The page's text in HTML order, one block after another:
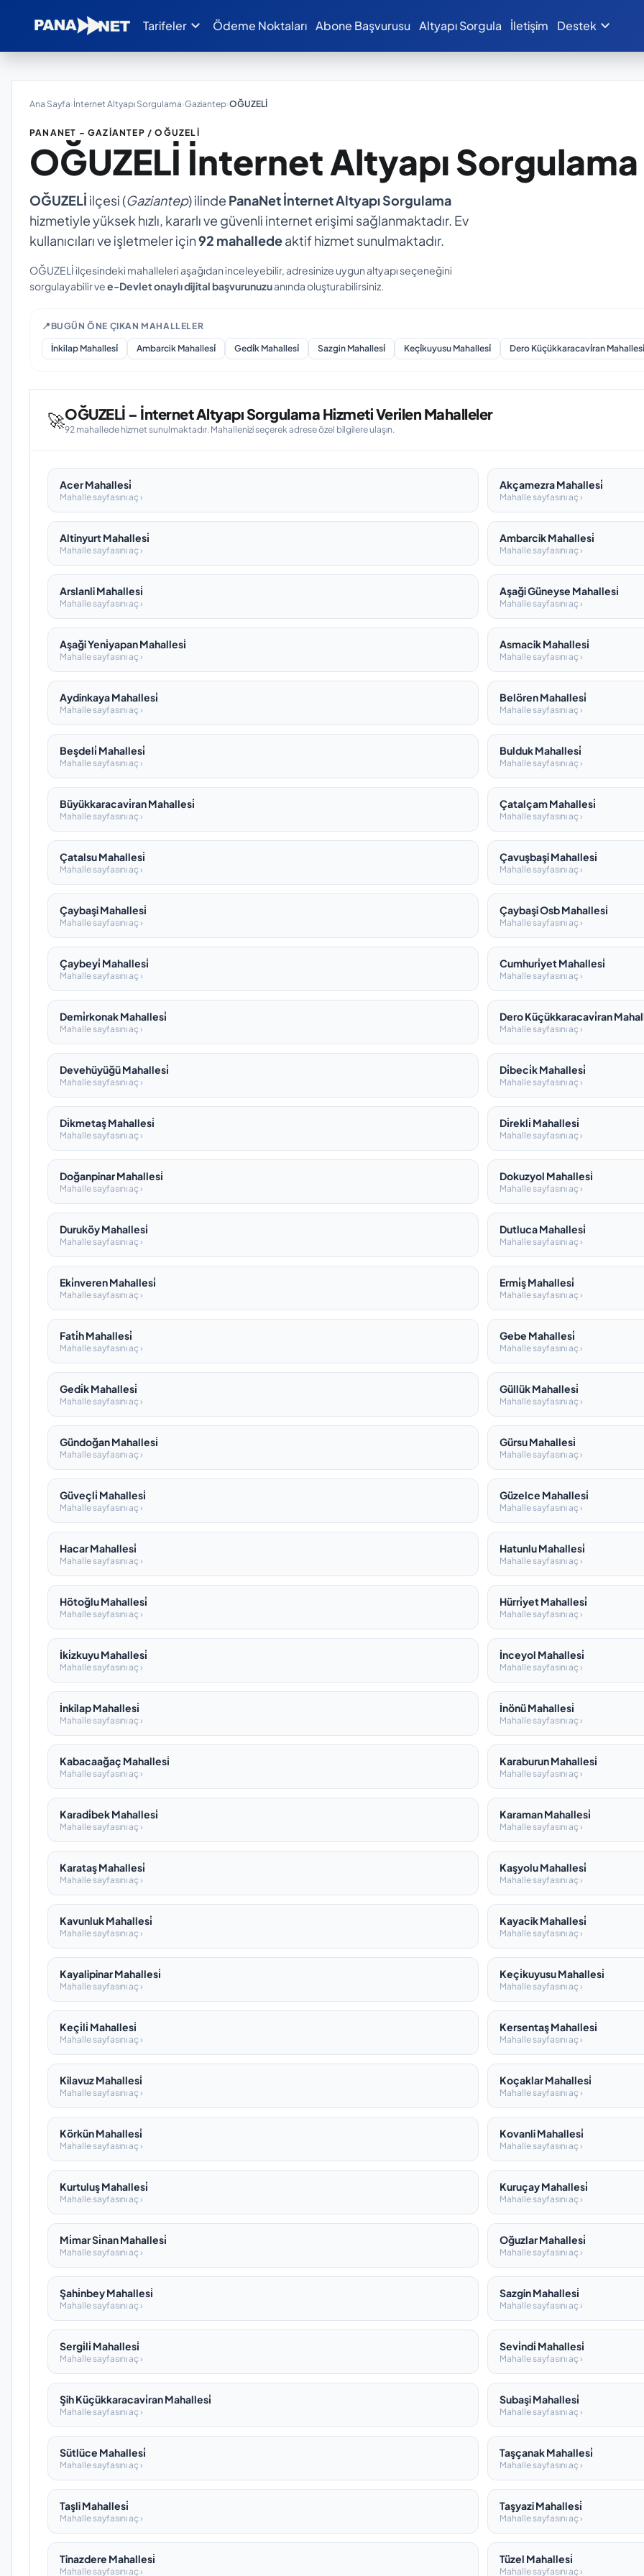
Tarifeler expand_more Ödeme Noktaları Abone Başvurusu Altyapı Sorgula İletişim Destek expand_more
Ana Sayfa›İnternet Altyapı Sorgulama›Gaziantep›OĞUZELİ
PANANET – GAZIANTEP / OĞUZELİ
OĞUZELİ İnternet Altyapı Sorgulama
OĞUZELİ ilçesi (Gaziantep) ilinde PanaNet İnternet Altyapı Sorgulama
hizmetiyle yüksek hızlı, kararlı ve güvenli internet erişimi sağlanmaktadır. Ev
kullanıcıları ve işletmeler için92 mahalledeaktif hizmet sunulmaktadır.
OĞUZELİ ilçesindeki mahalleleri aşağıdan inceleyebilir, adresinize uygun altyapı seçeneğini
sorgulayabilir vee-Devlet onaylı dijital başvurunuzuanında oluşturabilirsiniz.
📍 BUGÜN ÖNE ÇIKAN MAHALLELER
İnkilap Mahallesi̇ Ambarcik Mahallesi̇ Gedi̇k Mahallesi̇ Sazgin Mahallesi̇ Keçi̇kuyusu Mahallesi̇ Dero Küçükkaracavi̇ran Mahallesi̇
🚀OĞUZELİ – İnternet Altyapı Sorgulama Hizmeti Verilen Mahalleler
92 mahallede hizmet sunulmaktadır. Mahallenizi seçerek adrese özel bilgilere ulaşın.
Acer Mahallesi̇
Mahalle sayfasını aç ›
Akçamezra Mahallesi̇
Mahalle sayfasını aç ›
Altinyurt Mahallesi̇
Mahalle sayfasını aç ›
Ambarcik Mahallesi̇
Mahalle sayfasını aç ›
Arslanli Mahallesi̇
Mahalle sayfasını aç ›
Aşaği Güneyse Mahallesi̇
Mahalle sayfasını aç ›
Aşaği Yeni̇yapan Mahallesi̇
Mahalle sayfasını aç ›
Asmacik Mahallesi̇
Mahalle sayfasını aç ›
Aydinkaya Mahallesi̇
Mahalle sayfasını aç ›
Belören Mahallesi̇
Mahalle sayfasını aç ›
Beşdeli̇ Mahallesi̇
Mahalle sayfasını aç ›
Bulduk Mahallesi̇
Mahalle sayfasını aç ›
Büyükkaracavi̇ran Mahallesi̇
Mahalle sayfasını aç ›
Çatalçam Mahallesi̇
Mahalle sayfasını aç ›
Çatalsu Mahallesi̇
Mahalle sayfasını aç ›
Çavuşbaşi Mahallesi̇
Mahalle sayfasını aç ›
Çaybaşi Mahallesi̇
Mahalle sayfasını aç ›
Çaybaşi Osb Mahallesi̇
Mahalle sayfasını aç ›
Çaybeyi̇ Mahallesi̇
Mahalle sayfasını aç ›
Cumhuri̇yet Mahallesi̇
Mahalle sayfasını aç ›
Demi̇rkonak Mahallesi̇
Mahalle sayfasını aç ›
Dero Küçükkaracavi̇ran
Mahalle sayfasını aç ›
Devehüyüğü Mahallesi̇
Mahalle sayfasını aç ›
Di̇beci̇k Mahallesi̇
Mahalle sayfasını aç ›
Di̇kmetaş Mahallesi̇
Mahalle sayfasını aç ›
Di̇rekli̇ Mahallesi̇
Mahalle sayfasını aç ›
Doğanpinar Mahallesi̇
Mahalle sayfasını aç ›
Dokuzyol Mahallesi̇
Mahalle sayfasını aç ›
Duruköy Mahallesi̇
Mahalle sayfasını aç ›
Dutluca Mahallesi̇
Mahalle sayfasını aç ›
Eki̇nveren Mahallesi̇
Mahalle sayfasını aç ›
Ermi̇ş Mahallesi̇
Mahalle sayfasını aç ›
Fati̇h Mahallesi̇
Mahalle sayfasını aç ›
Gebe Mahallesi̇
Mahalle sayfasını aç ›
Gedi̇k Mahallesi̇
Mahalle sayfasını aç ›
Güllük Mahallesi̇
Mahalle sayfasını aç ›
Gündoğan Mahallesi̇
Mahalle sayfasını aç ›
Gürsu Mahallesi̇
Mahalle sayfasını aç ›
Güveçli̇ Mahallesi̇
Mahalle sayfasını aç ›
Güzelce Mahallesi̇
Mahalle sayfasını aç ›
Hacar Mahallesi̇
Mahalle sayfasını aç ›
Hatunlu Mahallesi̇
Mahalle sayfasını aç ›
Hötoğlu Mahallesi̇
Mahalle sayfasını aç ›
Hürri̇yet Mahallesi̇
Mahalle sayfasını aç ›
İki̇zkuyu Mahallesi̇
Mahalle sayfasını aç ›
İnceyol Mahallesi̇
Mahalle sayfasını aç ›
İnkilap Mahallesi̇
Mahalle sayfasını aç ›
İnönü Mahallesi̇
Mahalle sayfasını aç ›
Kabacaağaç Mahallesi̇
Mahalle sayfasını aç ›
Karaburun Mahallesi̇
Mahalle sayfasını aç ›
Karadi̇bek Mahallesi̇
Mahalle sayfasını aç ›
Karaman Mahallesi̇
Mahalle sayfasını aç ›
Karataş Mahallesi̇
Mahalle sayfasını aç ›
Kaşyolu Mahallesi̇
Mahalle sayfasını aç ›
Kavunluk Mahallesi̇
Mahalle sayfasını aç ›
Kayacik Mahallesi̇
Mahalle sayfasını aç ›
Kayalipinar Mahallesi̇
Mahalle sayfasını aç ›
Keçi̇kuyusu Mahallesi̇
Mahalle sayfasını aç ›
Keçi̇li̇ Mahallesi̇
Mahalle sayfasını aç ›
Kersentaş Mahallesi̇
Mahalle sayfasını aç ›
Kilavuz Mahallesi̇
Mahalle sayfasını aç ›
Koçaklar Mahallesi̇
Mahalle sayfasını aç ›
Körkün Mahallesi̇
Mahalle sayfasını aç ›
Kovanli Mahallesi̇
Mahalle sayfasını aç ›
Kurtuluş Mahallesi̇
Mahalle sayfasını aç ›
Kuruçay Mahallesi̇
Mahalle sayfasını aç ›
Mi̇mar Si̇nan Mahallesi̇
Mahalle sayfasını aç ›
Oğuzlar Mahallesi̇
Mahalle sayfasını aç ›
Şahi̇nbey Mahallesi̇
Mahalle sayfasını aç ›
Sazgin Mahallesi̇
Mahalle sayfasını aç ›
Sergi̇li̇ Mahallesi̇
Mahalle sayfasını aç ›
Sevi̇ndi̇ Mahallesi̇
Mahalle sayfasını aç ›
Şih Küçükkaracavi̇ran Mahallesi̇
Mahalle sayfasını aç ›
Subaşi Mahallesi̇
Mahalle sayfasını aç ›
Sütlüce Mahallesi̇
Mahalle sayfasını aç ›
Taşçanak Mahallesi̇
Mahalle sayfasını aç ›
Taşli Mahallesi̇
Mahalle sayfasını aç ›
Taşyazi Mahallesi̇
Mahalle sayfasını aç ›
Tinazdere Mahallesi̇
Mahalle sayfasını aç ›
Tüzel Mahallesi̇
Mahalle sayfasını aç ›